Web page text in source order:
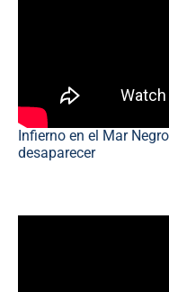
Infierno en el Mar
desaparecer